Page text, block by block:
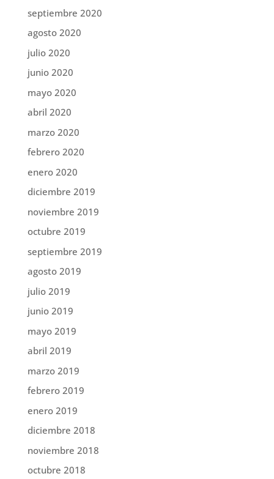
septiembre 2020
agosto 2020
julio 2020
junio 2020
mayo 2020
abril 2020
marzo 2020
febrero 2020
enero 2020
diciembre 2019
noviembre 2019
octubre 2019
septiembre 2019
agosto 2019
julio 2019
junio 2019
mayo 2019
abril 2019
marzo 2019
febrero 2019
enero 2019
diciembre 2018
noviembre 2018
octubre 2018